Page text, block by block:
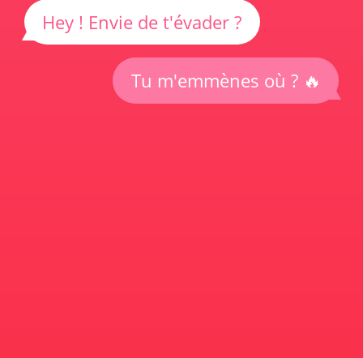
Hey ! Envie de t'évader ?
Tu m'emmènes où ? 🔥